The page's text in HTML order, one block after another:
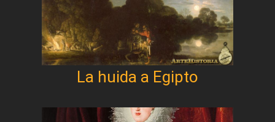
La huida a Egipto